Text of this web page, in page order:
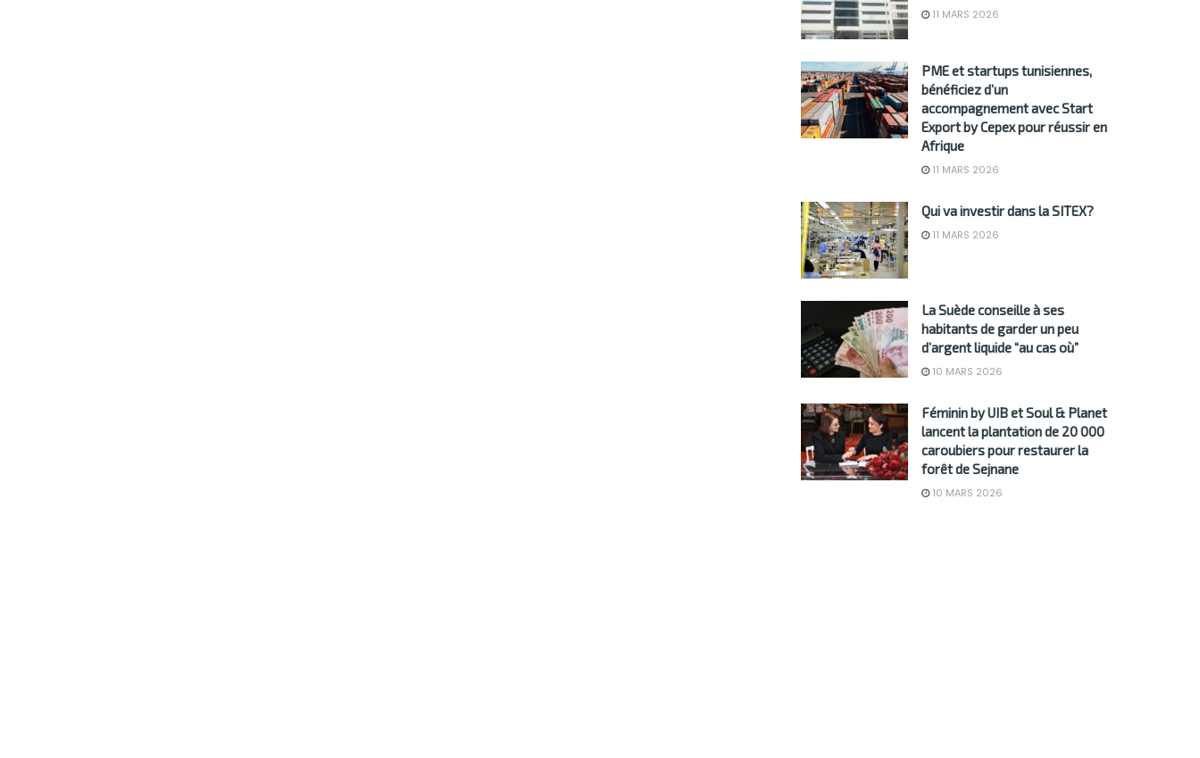
11 MARS 2026
PME et startups tunisiennes,
bénéficiez d’un
accompagnement avec Start
Export by Cepex pour réussir en
Afrique
11 MARS 2026
Qui va investir dans la SITEX?
11 MARS 2026
La Suède conseille à ses
habitants de garder un peu
d’argent liquide “au cas où”
10 MARS 2026
Féminin by UIB et Soul & Planet
lancent la plantation de 20 000
caroubiers pour restaurer la
forêt de Sejnane
10 MARS 2026